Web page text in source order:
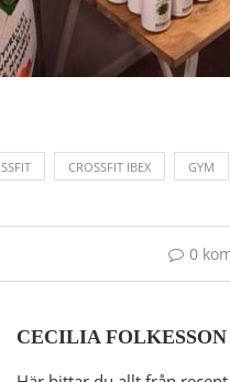
CROSSFIT IBEX GYM
0
CECILIA FOLKESSON